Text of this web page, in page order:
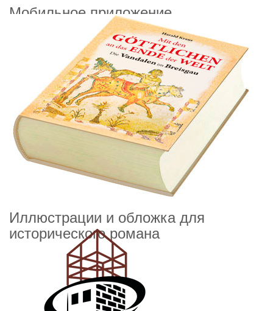
Мобильное приложение
ТрансЮжСтроя
Иллюстрации и обложка для
исторического романа